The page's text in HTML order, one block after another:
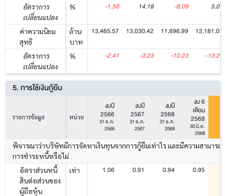
อัตราการ
เปลี่ยนแปลง
% -1.50 14.18 -8.09 5.04
ค่าความนิยม
สุทธิ
ล้าน
บาท
13,465.57 13,030.42 11,696.99 12,181.09
อัตราการ
เปลี่ยนแปลง
% -2.41 -3.23 -10.23 -13.25
5. การใช้เงินกู้ยืม
รายการข้อมูล หน่วย
งบปี
2566
31 ธ.ค.
2566
งบปี
2567
31 ธ.ค.
2567
งบปี
2568
31 ธ.ค.
2568
งบ 6
เดือน
2568
30 มิ.ย.
2568
พิจารณาว่าบริษัทมีการจัดหาเงินทุนจากการกู้ยืมเท่าไร และมีความสามารถ
การชำระหนี้หรือไม่
อัตราส่วนหนี้
สินต่อส่วนของ
ผู้ถือหุ้น
เท่า 1.06 0.91 0.94 0.95